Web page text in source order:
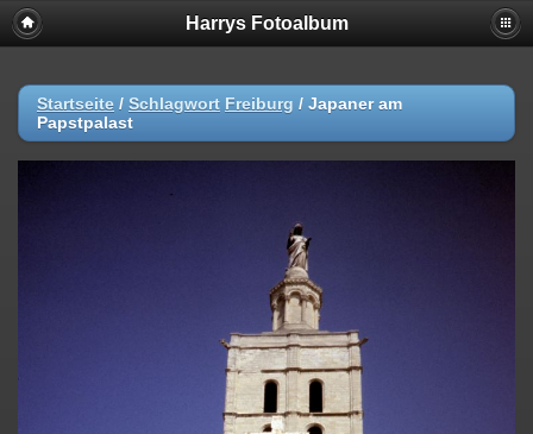
Harrys Fotoalbum
Startseite / Schlagwort Freiburg / Japaner am
Papstpalast